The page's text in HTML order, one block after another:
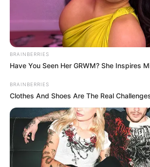
BRAINBERRIES
Have You Seen Her GRWM? She Inspires
BRAINBERRIES
Clothes And Shoes Are The Real